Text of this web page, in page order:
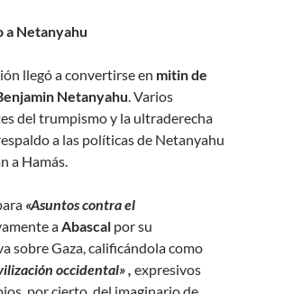
a Netanyahu
llegó a convertirse en mitin de
Netanyahu. Varios
del trumpismo y la ultraderecha
a las políticas de Netanyahu
a Hamás.
«Asuntos contra el
aAbascal por su
sobre Gaza, calificándola como
occidental» , expresivos